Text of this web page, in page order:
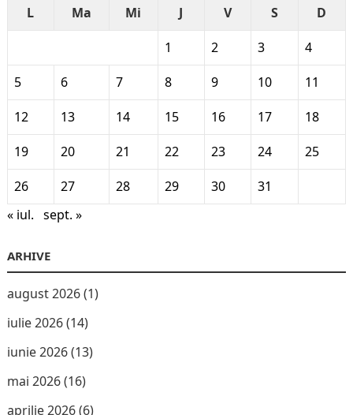
L
Ma Mi J V S
D
1
2 3
4
5
6 7 8 9 10
11
12
13 14 15 16 17
18
19
20 21 22 23 24
25
26
27 28 29 30
31
« iul. sept. »
ARHIVE
august 2026(1)
iulie 2026(14)
iunie 2026(13)
mai 2026(16)
aprilie 2026(6)